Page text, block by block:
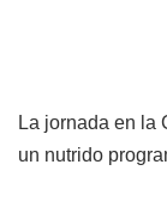
La jornada en la
un nutrido